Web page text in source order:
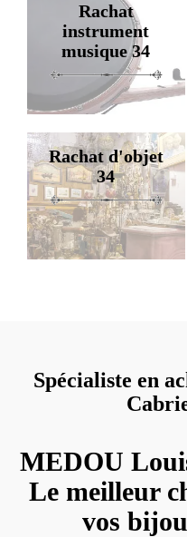
Rachat
instrument
musique 34
Rachat d'objet
34
Spécialiste en
MEDOU
Le meilleur
vos